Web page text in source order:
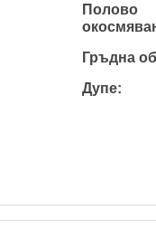
Полово
Гръдна
Дупе: